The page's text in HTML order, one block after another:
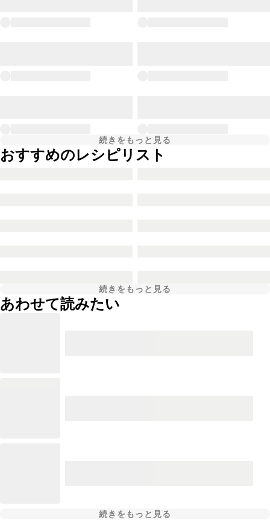
続きをもっと見る
おすすめのレシピリスト
続きをもっと見る
あわせて読みたい
続きをもっと見る